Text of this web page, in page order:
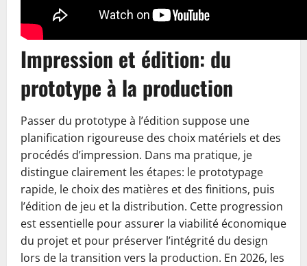
Impression et édition: du
prototype à la production
Passer du prototype à l’édition suppose une
planification rigoureuse des choix matériels et des
procédés d’impression. Dans ma pratique, je
distingue clairement les étapes: le prototypage
rapide, le choix des matières et des finitions, puis
l’édition de jeu et la distribution. Cette progression
est essentielle pour assurer la viabilité économique
du projet et pour préserver l’intégrité du design
lors de la transition vers la production. En 2026, les